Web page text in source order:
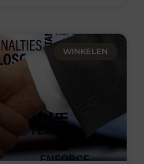
WINKELEN